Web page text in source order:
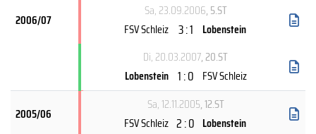
2006/07
Sa, 23.09.2006, 5.ST
FSV Schleiz 3 : 1 Lobenstein
Di, 20.03.2007, 20.ST
Lobenstein 1 : 0 FSV Schleiz
2005/06
Sa, 12.11.2005, 12.ST
FSV Schleiz 2 : 0 Lobenstein